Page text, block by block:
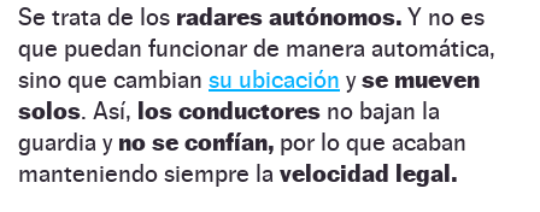
Se trata de los radares autónomos. Y no es
que puedan funcionar de manera automática,
sino que cambian su ubicación yse mueven
solos. Así, los conductores no bajan la
guardia yno se confían, por lo que acaban
manteniendo siempre la velocidad legal.